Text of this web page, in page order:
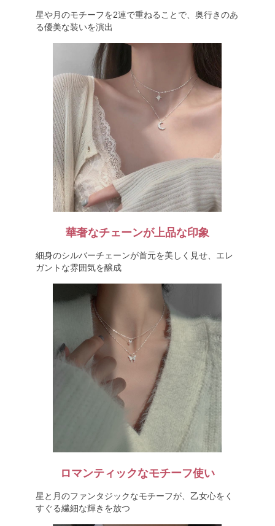
星や月のモチーフを2連で重ねることで、奥行きのあ
る優美な装いを演出
華奢なチェーンが上品な印象
細身のシルバーチェーンが首元を美しく見せ、エレ
ガントな雰囲気を醸成
ロマンティックなモチーフ使い
星と月のファンタジックなモチーフが、乙女心をく
すぐる繊細な輝きを放つ